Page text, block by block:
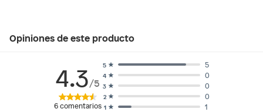
Opiniones de este producto
4.3/5
6 comentarios 1 1
2 0
3 0
4 0
5 5